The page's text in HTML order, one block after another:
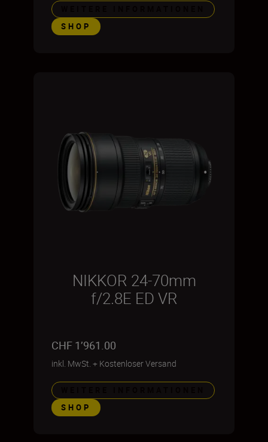
SHOP
NIKKOR 24-70mm
f/2.8E ED VR
CHF 1’961.00
inkl. MwSt. + Kostenloser Versand
SHOP